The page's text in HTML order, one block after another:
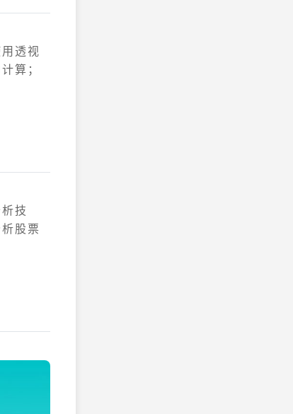
透视
算；
技
股票